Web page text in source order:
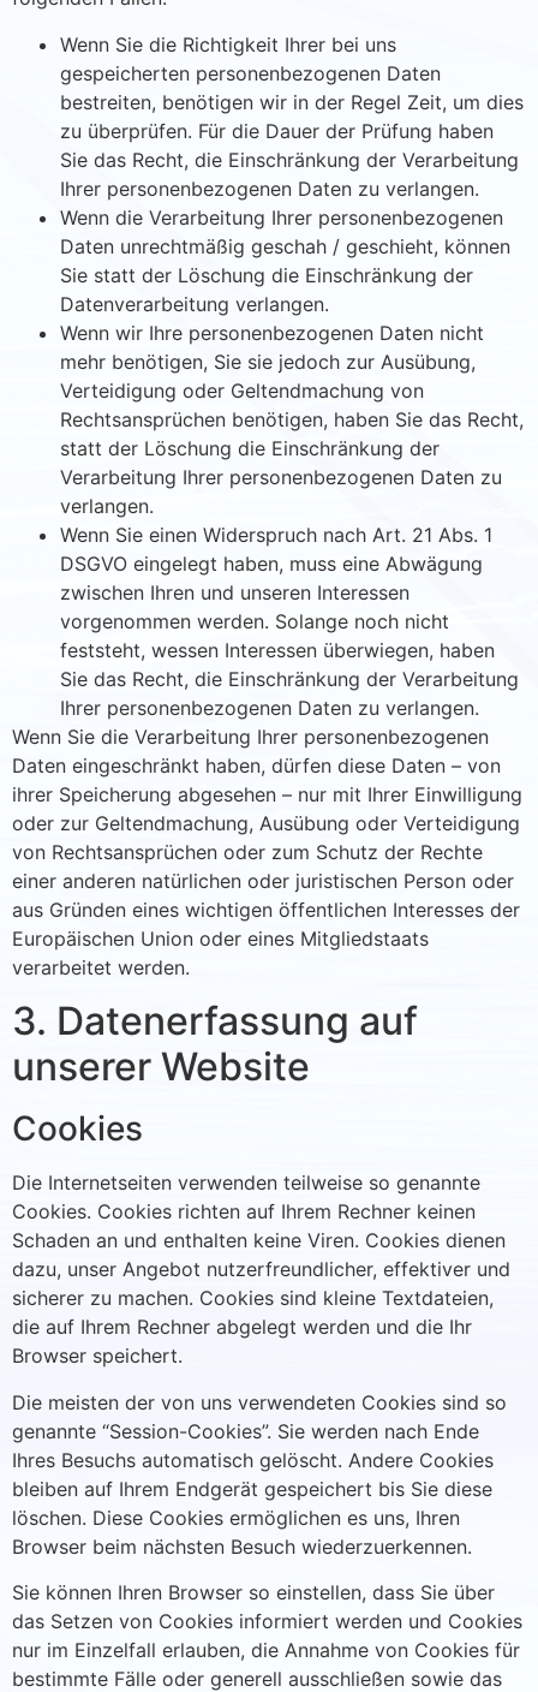
Wenn Sie die Richtigkeit Ihrer bei uns
gespeicherten personenbezogenen Daten
bestreiten, benötigen wir in der Regel Zeit, um dies
zu überprüfen. Für die Dauer der Prüfung haben
Sie das Recht, die Einschränkung der Verarbeitung
Ihrer personenbezogenen Daten zu verlangen.
Wenn die Verarbeitung Ihrer personenbezogenen
Daten unrechtmäßig geschah / geschieht, können
Sie statt der Löschung die Einschränkung der
Datenverarbeitung verlangen.
Wenn wir Ihre personenbezogenen Daten nicht
mehr benötigen, Sie sie jedoch zur Ausübung,
Verteidigung oder Geltendmachung von
Rechtsansprüchen benötigen, haben Sie das Recht,
statt der Löschung die Einschränkung der
Verarbeitung Ihrer personenbezogenen Daten zu
verlangen.
Wenn Sie einen Widerspruch nach Art. 21 Abs. 1
DSGVO eingelegt haben, muss eine Abwägung
zwischen Ihren und unseren Interessen
vorgenommen werden. Solange noch nicht
feststeht, wessen Interessen überwiegen, haben
Sie das Recht, die Einschränkung der Verarbeitung
Ihrer personenbezogenen Daten zu verlangen.
Wenn Sie die Verarbeitung Ihrer personenbezogenen
Daten eingeschränkt haben, dürfen diese Daten – von
ihrer Speicherung abgesehen – nur mit Ihrer Einwilligung
oder zur Geltendmachung, Ausübung oder Verteidigung
von Rechtsansprüchen oder zum Schutz der Rechte
einer anderen natürlichen oder juristischen Person oder
aus Gründen eines wichtigen öffentlichen Interesses der
Europäischen Union oder eines Mitgliedstaats
verarbeitet werden.
3. Datenerfassung auf
unserer Website
Cookies
Die Internetseiten verwenden teilweise so genannte
Cookies. Cookies richten auf Ihrem Rechner keinen
Schaden an und enthalten keine Viren. Cookies dienen
dazu, unser Angebot nutzerfreundlicher, effektiver und
sicherer zu machen. Cookies sind kleine Textdateien,
die auf Ihrem Rechner abgelegt werden und die Ihr
Browser speichert.
Die meisten der von uns verwendeten Cookies sind so
genannte “Session-Cookies”. Sie werden nach Ende
Ihres Besuchs automatisch gelöscht. Andere Cookies
bleiben auf Ihrem Endgerät gespeichert bis Sie diese
löschen. Diese Cookies ermöglichen es uns, Ihren
Browser beim nächsten Besuch wiederzuerkennen.
Sie können Ihren Browser so einstellen, dass Sie über
das Setzen von Cookies informiert werden und Cookies
nur im Einzelfall erlauben, die Annahme von Cookies für
bestimmte Fälle oder generell ausschließen sowie das